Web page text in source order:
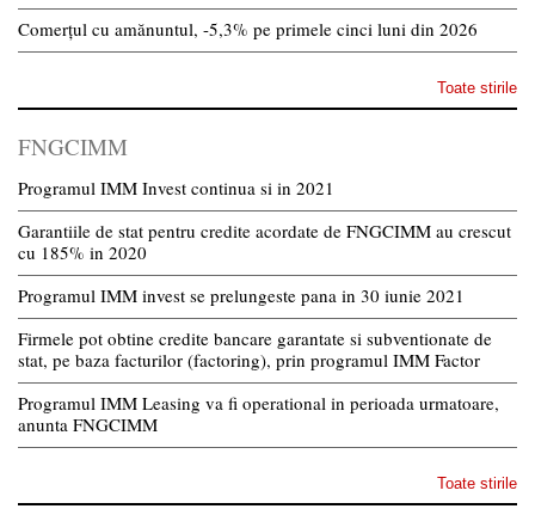
Comerțul cu amănuntul, -5,3% pe primele cinci luni din 2026
Toate stirile
FNGCIMM
Programul IMM Invest continua si in 2021
Garantiile de stat pentru credite acordate de FNGCIMM au crescut
cu 185% in 2020
Programul IMM invest se prelungeste pana in 30 iunie 2021
Firmele pot obtine credite bancare garantate si subventionate de
stat, pe baza facturilor (factoring), prin programul IMM Factor
Programul IMM Leasing va fi operational in perioada urmatoare,
anunta FNGCIMM
Toate stirile